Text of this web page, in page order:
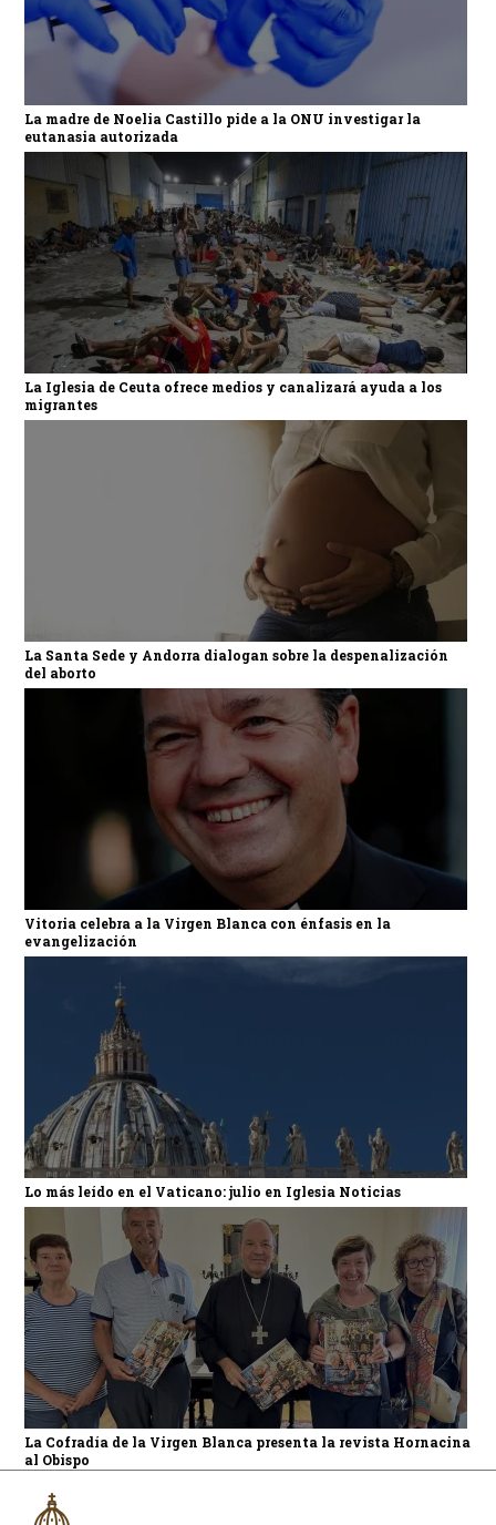
La madre de Noelia Castillo pide a la ONU investigar la
eutanasia autorizada
La Iglesia de Ceuta ofrece medios y canalizará ayuda a los
migrantes
La Santa Sede y Andorra dialogan sobre la despenalización
del aborto
Vitoria celebra a la Virgen Blanca con énfasis en la
evangelización
Lo más leído en el Vaticano: julio en Iglesia Noticias
La Cofradía de la Virgen Blanca presenta la revista Hornacina
al Obispo